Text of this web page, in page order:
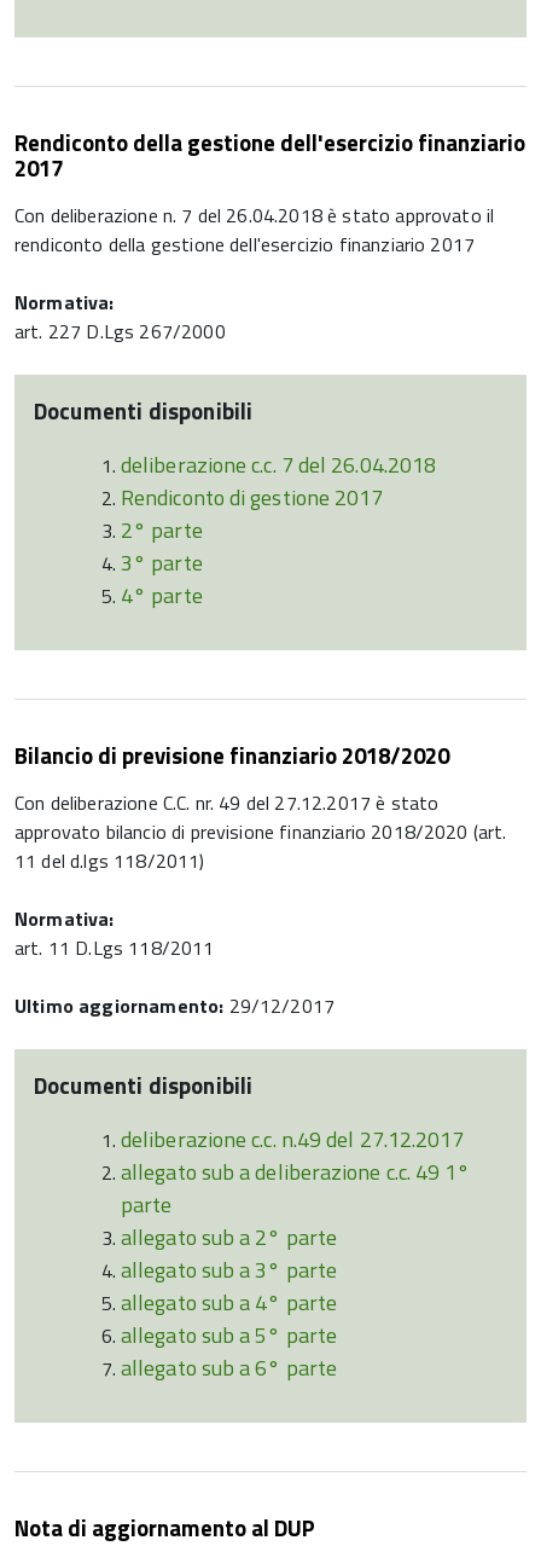
Rendiconto della gestione dell'esercizio finanziario
2017
Con deliberazione n. 7 del 26.04.2018 è stato approvato il
rendiconto della gestione dell'esercizio finanziario 2017
Normativa:
art. 227 D.Lgs 267/2000
Documenti disponibili
deliberazione c.c. 7 del 26.04.2018
Rendiconto di gestione 2017
2° parte
3° parte
4° parte
Bilancio di previsione finanziario 2018/2020
Con deliberazione C.C. nr. 49 del 27.12.2017 è stato
approvato bilancio di previsione finanziario 2018/2020 (art.
11 del d.lgs 118/2011)
Normativa:
art. 11 D.Lgs 118/2011
Ultimo aggiornamento: 29/12/2017
Documenti disponibili
deliberazione c.c. n.49 del 27.12.2017
allegato sub a deliberazione c.c. 49 1°
parte
allegato sub a 2° parte
allegato sub a 3° parte
allegato sub a 4° parte
allegato sub a 5° parte
allegato sub a 6° parte
Nota di aggiornamento al DUP